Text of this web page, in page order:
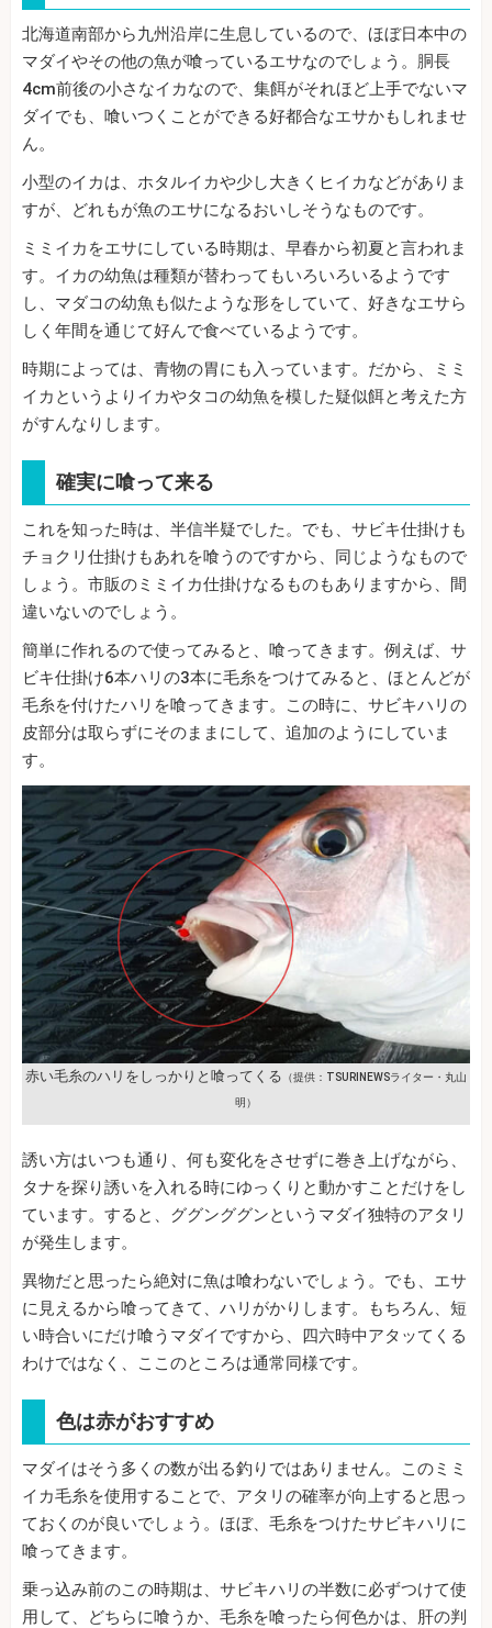
北海道南部から九州沿岸に生息しているので、ほぼ日本中の
マダイやその他の魚が喰っているエサなのでしょう。胴長
4cm前後の小さなイカなので、集餌がそれほど上手でないマ
ダイでも、喰いつくことができる好都合なエサかもしれませ
ん。
小型のイカは、ホタルイカや少し大きくヒイカなどがありま
すが、どれもが魚のエサになるおいしそうなものです。
ミミイカをエサにしている時期は、早春から初夏と言われま
す。イカの幼魚は種類が替わってもいろいろいるようです
し、マダコの幼魚も似たような形をしていて、好きなエサら
しく年間を通じて好んで食べているようです。
時期によっては、青物の胃にも入っています。だから、ミミ
イカというよりイカやタコの幼魚を模した疑似餌と考えた方
がすんなりします。
確実に喰って来る
これを知った時は、半信半疑でした。でも、サビキ仕掛けも
チョクリ仕掛けもあれを喰うのですから、同じようなもので
しょう。市販のミミイカ仕掛けなるものもありますから、間
違いないのでしょう。
簡単に作れるので使ってみると、喰ってきます。例えば、サ
ビキ仕掛け6本ハリの3本に毛糸をつけてみると、ほとんどが
毛糸を付けたハリを喰ってきます。この時に、サビキハリの
皮部分は取らずにそのままにして、追加のようにしていま
す。
赤い毛糸のハリをしっかりと喰ってくる （提供：TSURINEWSライター・丸山
明）
誘い方はいつも通り、何も変化をさせずに巻き上げながら、
タナを探り誘いを入れる時にゆっくりと動かすことだけをし
ています。すると、ググンググンというマダイ独特のアタリ
が発生します。
異物だと思ったら絶対に魚は喰わないでしょう。でも、エサ
に見えるから喰ってきて、ハリがかりします。もちろん、短
い時合いにだけ喰うマダイですから、四六時中アタッてくる
わけではなく、ここのところは通常同様です。
色は赤がおすすめ
マダイはそう多くの数が出る釣りではありません。このミミ
イカ毛糸を使用することで、アタリの確率が向上すると思っ
ておくのが良いでしょう。ほぼ、毛糸をつけたサビキハリに
喰ってきます。
乗っ込み前のこの時期は、サビキハリの半数に必ずつけて使
用して、どちらに喰うか、毛糸を喰ったら何色かは、肝の判